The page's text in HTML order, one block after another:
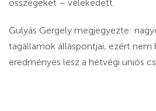
összegeket – vélekedett.
Gulyás Gergely megjegyezte:
tagállamok álláspontjai, ezért nem
eredményes lesz a hétvégi uniós